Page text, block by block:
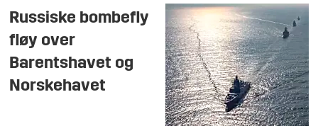
Russiske bombefly
fløy over
Barentshavet og
Norskehavet